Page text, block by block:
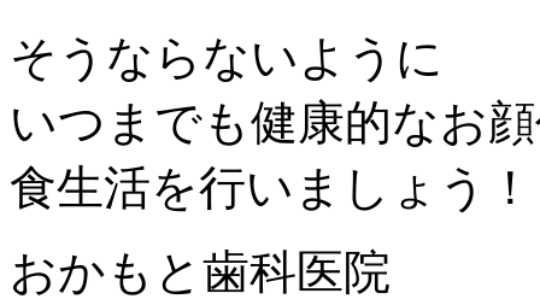
そうならないように
いつまでも健康的なお
食生活を行いましょう！
おかもと歯科医院